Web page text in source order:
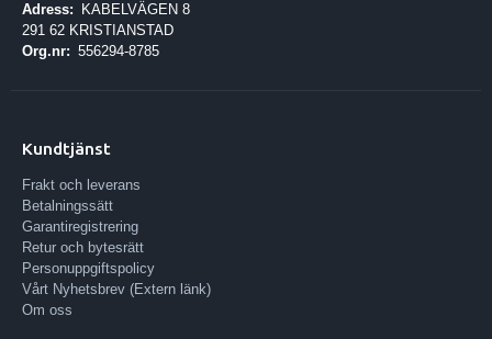
Adress:
KABELVÄGEN 8
291 62 KRISTIANSTAD
Org.nr: 556294-8785
Kundtjänst
Frakt och leverans
Betalningssätt
Garantiregistrering
Retur och bytesrätt
Personuppgiftspolicy
Vårt Nyhetsbrev (Extern länk)
Om oss